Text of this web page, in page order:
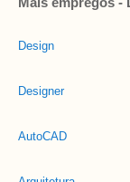
Design
Designer
AutoCAD